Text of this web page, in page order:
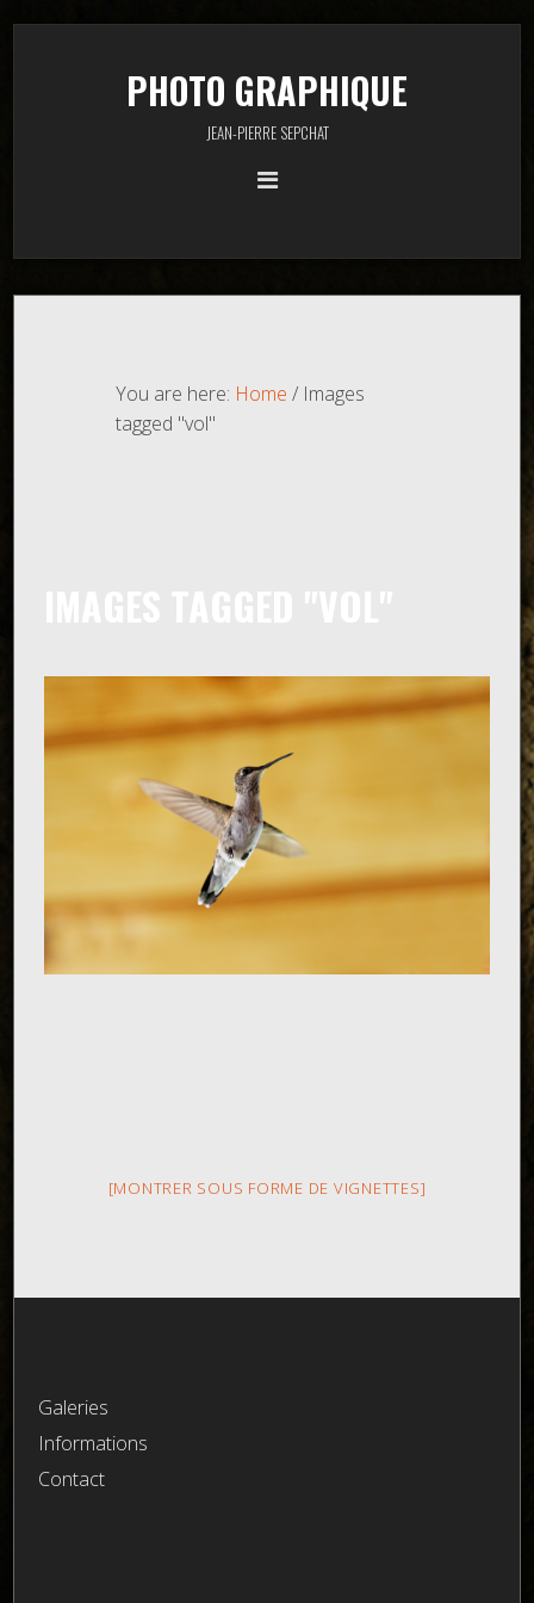
PHOTO GRAPHIQUE
JEAN-PIERRE SEPCHAT
You are here: Home / Images
tagged "vol"
[MONTRER SOUS FORME DE VIGNETTES]
Galeries
Informations
Contact